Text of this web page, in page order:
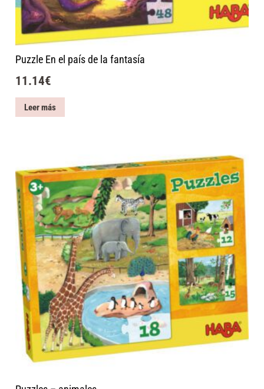
Puzzle En el país de la fantasía
11.14€
Leer más